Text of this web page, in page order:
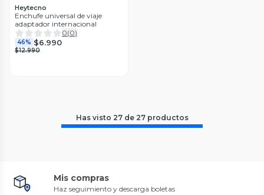
Heytecno
Enchufe universal de viaje
adaptador internacional
0(0)
46% $6.990
$12.990
Has visto 27de 27 productos
Mis compras
Haz seguimiento y descarga boletas